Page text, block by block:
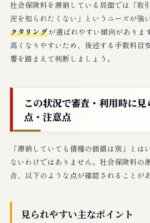
社会保険料を滞納している局面では「取
況を知られたくない」というニーズが強い
クタリングが選ばれやすい傾向がありま
高くなりやすいため、後述する手数料目
響を踏まえて判断しましょう。
この状況で審査・利用時に見
点・注意点
「滞納していても債権の価値は別」とは
ないわけではありません。社会保険料の
合、以下のような点が確認されることが
見られやすい主なポイント